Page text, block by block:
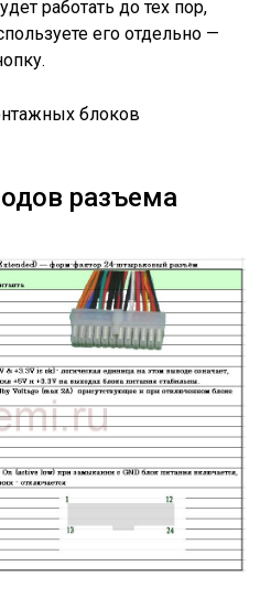
работать до тех пор,
его отдельно —
блоков
разъема